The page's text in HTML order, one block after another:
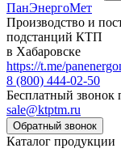
ПанЭнергоМет
Производство и
подстанций КТП
в Хабаровске
https://t.me/
8 (800) 444-02-50
Бесплатный звонок
sale@ktptm.ru
Каталог продукции